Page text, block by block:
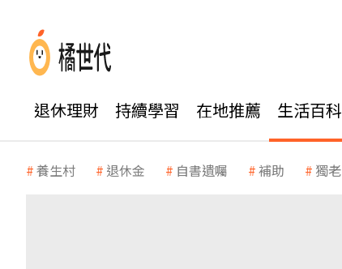
退休理財 持續學習 在地推薦 生活百科
養生村 退休金 自書遺囑 補助 獨老